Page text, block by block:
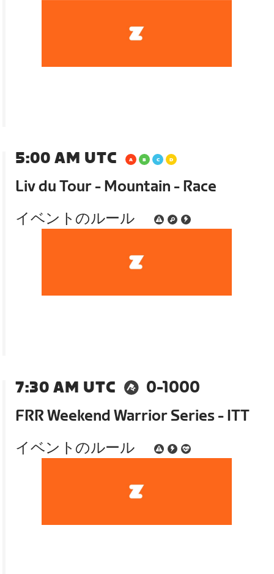
5:00 AM UTC
Liv du Tour - Mountain - Race
イベントのルール
7:30 AM UTC
0-1000
FRR Weekend Warrior Series - ITT
イベントのルール